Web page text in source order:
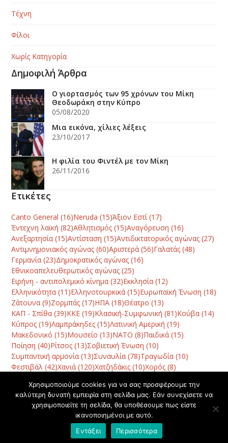
Τέχνη
Φίλοι
Χωρίς Κατηγορία
Δημοφιλή Άρθρα
Ο γιορτασμός των 95 χρόνων του Μίκη
Θεοδωράκη στην Κύπρο
05/08/2020
Μια εικόνα, χίλιες λέξεις
23/10/2017
Η φιλία του Φιντέλ με τον Μίκη
26/11/2016
Ετικέτες
Canto General (16)Neruda (15)Άξιον Εστί (17)
Έντεχνη λαϊκή (82)Αθλητισμός (15)Αναγόρευση (16)
Ανεξαρτησία (15)Αντίσταση (15)Αντιδικτατορικός αγώνας (27)
Αντιμνημονιακός αγώνας (60)Αριστερά (56)Γαλατάς (48)
Γερμανία (23)Δημοκρατικός αγώνας (16)
Εθνικοαπελευθερωτικός αγώνας (25)
Ειρήνη - αντιπολεμικό κίνημα (32)Εκκλησία (12)
Ελληνικότητα (11)Ελληνοτουρκικά (15)Ευρωπαϊκή Ένωση (18)
Ζάτουνα (9)Ζορμπάς (17)ΗΠΑ (18)Θέατρο (13)
ΚΑΠ - Σπίθα (39)ΚΚΕ (19)Κλασική-Συμφωνική (81)Κούβα (14)
Κύπρος (19)Λαμπράκηδες (15)Λατινική Αμερική (19)
Μακεδονικό (15)Μουσείο (13)ΝΑΤΟ (8)Παιδικά (15)
Ποίηση (40)Ρίτσος (13)Σοβιετική Ένωση (10)
Συμπαντική αρμονία (13)Συναυλία (78)Τραγωδία (10)
Φεστιβάλ (42)Χανιά (120)Χατζηδάκις (10)Χορός (8)
Έφυγε από τη ζωή ο
πατέρας του Μίκη και
του Γιάννη, Γιώργος
next
post:
Μια… μουσική συνάντηση
κορυφής – Θεοδωράκης,
Χατζιδάκις και Ξαρχάκος στο
© Copyright 2020 - All Rights Reserved. D & D by
Χρησιμοποιούμε cookies για να σας προσφέρουμε την
καλύτερη δυνατή εμπειρία στη σελίδα μας. Εάν συνεχίσετε να
χρησιμοποιείτε τη σελίδα, θα υποθέσουμε πως είστε
ικανοποιημένοι με αυτό.
Εντάξει
Περισσότερα